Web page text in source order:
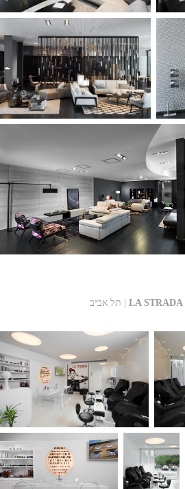
תל אביב | LA STRADA